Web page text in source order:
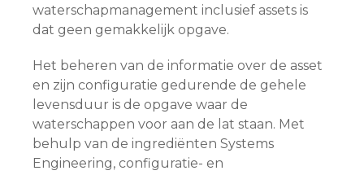
waterschapmanagement inclusief assets is
dat geen gemakkelijk opgave.
Het beheren van de informatie over de asset
en zijn configuratie gedurende de gehele
levensduur is de opgave waar de
waterschappen voor aan de lat staan. Met
behulp van de ingrediënten Systems
Engineering, configuratie- en